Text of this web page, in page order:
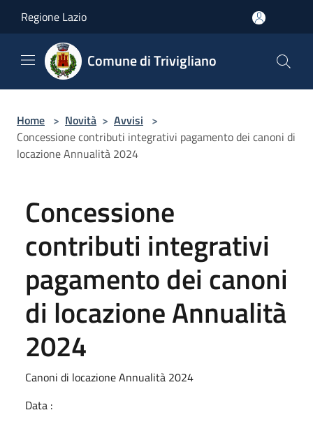
Regione Lazio
Comune di Trivigliano
Home > Novità > Avvisi >
Concessione contributi integrativi pagamento dei canoni di
locazione Annualità 2024
Concessione
contributi integrativi
pagamento dei canoni
di locazione Annualità
2024
Canoni di locazione Annualità 2024
Data :